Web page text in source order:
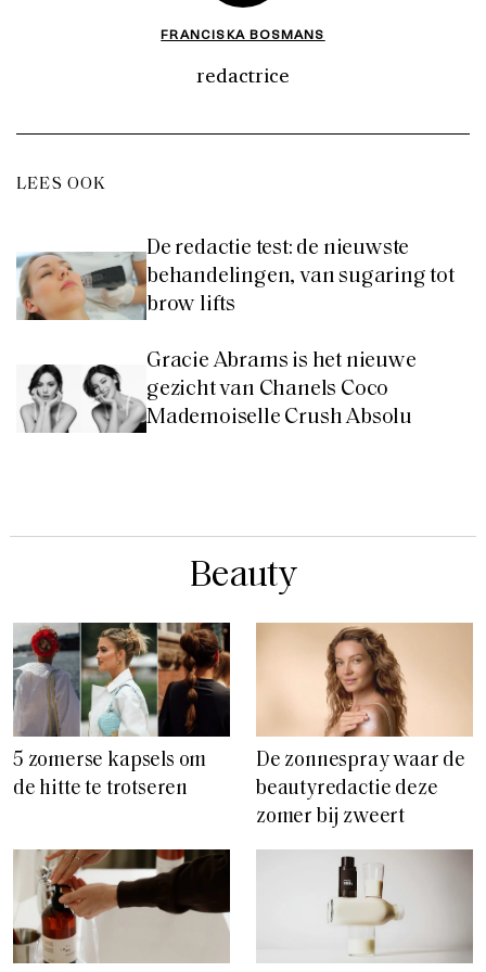
FRANCISKA BOSMANS
redactrice
LEES OOK
De redactie test: de nieuwste
behandelingen, van sugaring tot
brow lifts
Gracie Abrams is het nieuwe
gezicht van Chanels Coco
Mademoiselle Crush Absolu
Beauty
5 zomerse kapsels om
de hitte te trotseren
De zonnespray waar de
beautyredactie deze
zomer bij zweert